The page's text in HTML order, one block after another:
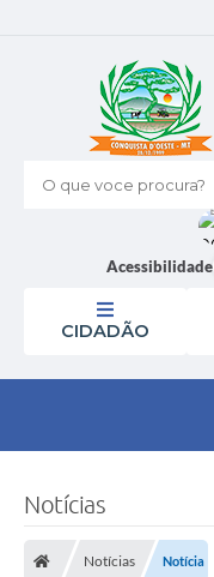
O que voce procura?
Acessibilidade
CIDADÃO
Notícias
Notícias Notícia